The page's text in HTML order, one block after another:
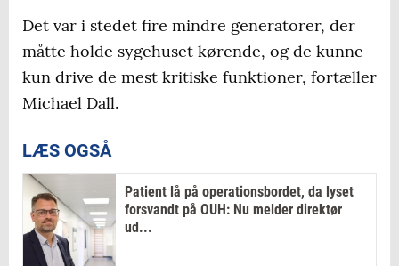
Det var i stedet fire mindre generatorer, der
måtte holde sygehuset kørende, og de kunne
kun drive de mest kritiske funktioner, fortæller
Michael Dall.
LÆS OGSÅ
Patient lå på operationsbordet, da lyset
forsvandt på OUH: Nu melder direktør
ud...